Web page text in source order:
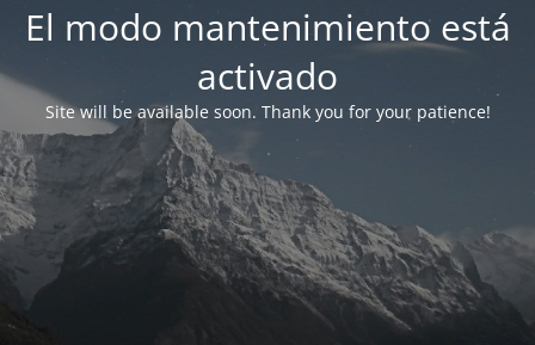
El modo mantenimiento está
activado
Site will be available soon. Thank you for your patience!